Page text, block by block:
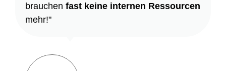
brauchen fast keine internen Ressourcen
mehr!"